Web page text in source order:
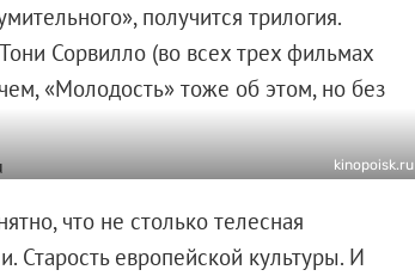
получится трилогия.
Сорвилло (во всех трех фильмах
«Молодость» тоже об этом, но без
kinopoisk.ru
что не столько телесная
Старость европейской культуры. И